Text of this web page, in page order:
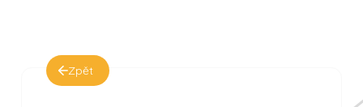
Zpět